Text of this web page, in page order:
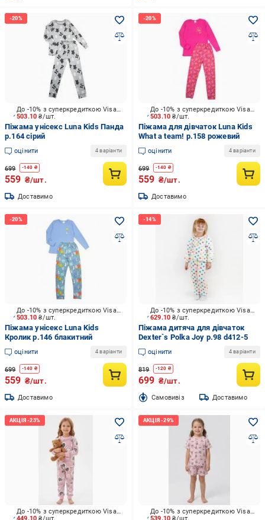
503.10₴/шт.
До -10% з суперкредиткою Visa Вигода
Піжама унісекс Luna Kids Панда
р.164 сірий
оцінити 4 варіанти
699 -140 ₴
559 ₴/шт.
Доставимо
503.10₴/шт.
До -10% з суперкредиткою Visa Вигода
Піжама для дівчаток Luna Kids
What a team! р.158 рожевий
оцінити 4 варіанти
699 -140 ₴
559 ₴/шт.
Доставимо
503.10₴/шт.
До -10% з суперкредиткою Visa Вигода
Піжама унісекс Luna Kids
Кролик р.146 блакитний
оцінити 4 варіанти
699 -140 ₴
559 ₴/шт.
Доставимо
629.10₴/шт.
До -10% з суперкредиткою Visa Вигода
Піжама дитяча для дівчаток
Dexter`s Polka Joy р.98 d412-5
оцінити 4 варіанти
819 -120 ₴
699 ₴/шт.
Cамовивіз Доставимо
449.10₴/шт.
До -10% з суперкредиткою Visa Вигода
539.10₴/шт.
До -10% з суперкредиткою Visa Вигода